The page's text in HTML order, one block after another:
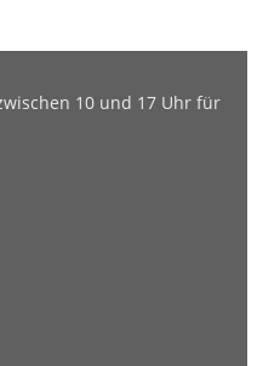
10 und 17 Uhr für